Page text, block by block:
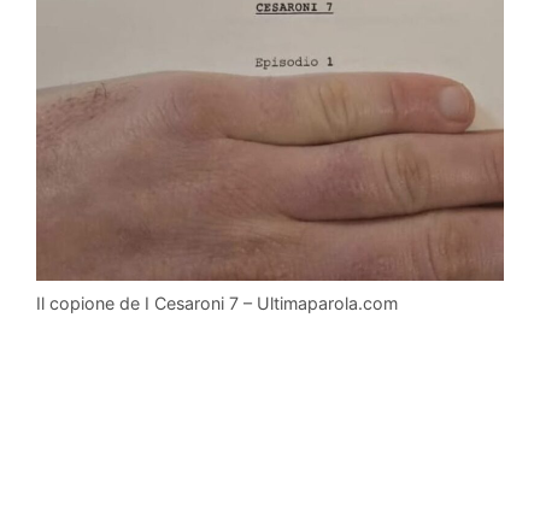
Il copione de I Cesaroni 7 – Ultimaparola.com